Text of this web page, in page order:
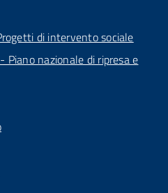
di intervento sociale
Piano nazionale di ripresa e